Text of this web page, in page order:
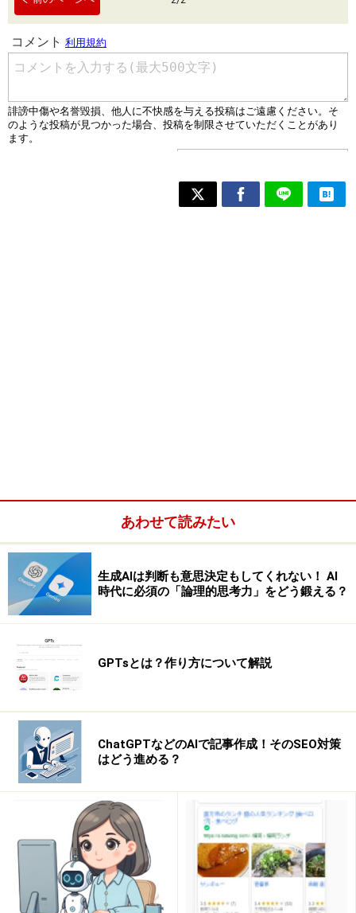
あわせて読みたい
生成AIは判断も意思決定もしてくれない！ AI
時代に必須の「論理的思考力」をどう鍛える？
GPTsとは？作り方について解説
ChatGPTなどのAIで記事作成！そのSEO対策
はどう進める？